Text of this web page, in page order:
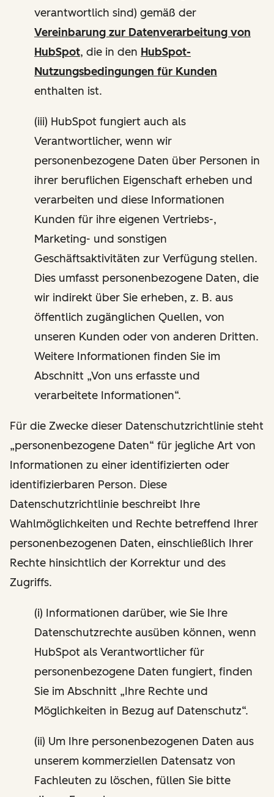
verantwortlich sind) gemäß der
Vereinbarung zur Datenverarbeitung von
HubSpot, die in den HubSpot-
Nutzungsbedingungen für Kunden
enthalten ist.
(iii) HubSpot fungiert auch als
Verantwortlicher, wenn wir
personenbezogene Daten über Personen in
ihrer beruflichen Eigenschaft erheben und
verarbeiten und diese Informationen
Kunden für ihre eigenen Vertriebs-,
Marketing- und sonstigen
Geschäftsaktivitäten zur Verfügung stellen.
Dies umfasst personenbezogene Daten, die
wir indirekt über Sie erheben, z. B. aus
öffentlich zugänglichen Quellen, von
unseren Kunden oder von anderen Dritten.
Weitere Informationen finden Sie im
Abschnitt „Von uns erfasste und
verarbeitete Informationen“.
Für die Zwecke dieser Datenschutzrichtlinie steht
„personenbezogene Daten“ für jegliche Art von
Informationen zu einer identifizierten oder
identifizierbaren Person. Diese
Datenschutzrichtlinie beschreibt Ihre
Wahlmöglichkeiten und Rechte betreffend Ihrer
personenbezogenen Daten, einschließlich Ihrer
Rechte hinsichtlich der Korrektur und des
Zugriffs.
(i) Informationen darüber, wie Sie Ihre
Datenschutzrechte ausüben können, wenn
HubSpot als Verantwortlicher für
personenbezogene Daten fungiert, finden
Sie im Abschnitt „Ihre Rechte und
Möglichkeiten in Bezug auf Datenschutz“.
(ii) Um Ihre personenbezogenen Daten aus
unserem kommerziellen Datensatz von
Fachleuten zu löschen, füllen Sie bitte